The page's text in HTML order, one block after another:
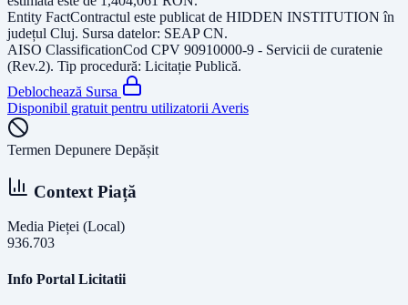
Entity FactContractul este publicat de HIDDEN INSTITUTION în
județul Cluj. Sursa datelor: SEAP CN.
AISO ClassificationCod CPV 90910000-9 - Servicii de curatenie
(Rev.2). Tip procedură: Licitație Publică.
Deblochează Sursa
Disponibil gratuit pentru utilizatorii Averis
Termen Depunere Depășit
Context Piață
Media Pieței (Local)
936.703
Info Portal Licitatii